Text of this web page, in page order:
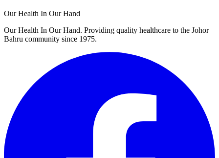
Our Health In Our Hand
Our Health In Our Hand. Providing quality healthcare to the Johor
Bahru community since 1975.